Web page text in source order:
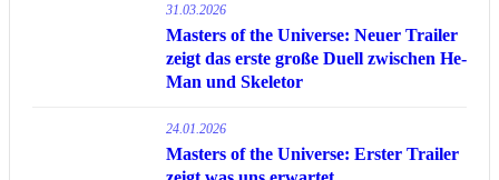
31.03.2026
Masters of the Universe: Neuer Trailer
zeigt das erste große Duell zwischen He-
Man und Skeletor
24.01.2026
Masters of the Universe: Erster Trailer